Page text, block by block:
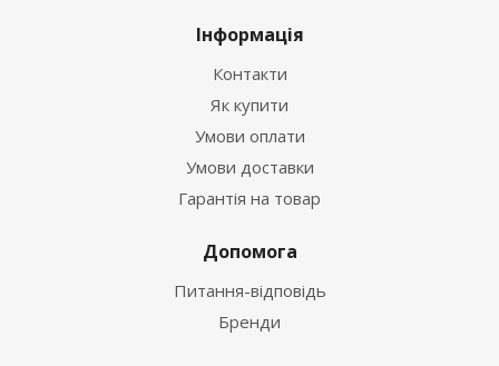
Інформація
Контакти
Як купити
Умови оплати
Умови доставки
Гарантія на товар
Допомога
Питання-відповідь
Бренди